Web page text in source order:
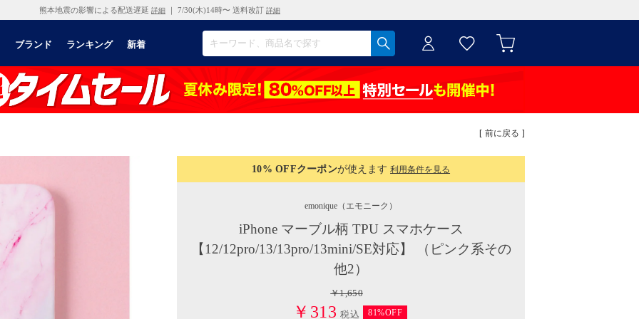
熊本地震の影響による配送遅延 詳細 ｜ 7/30(木)14時〜 送料改訂 詳細
ブランド ランキング 新着
[ 前に戻る ]
10% OFFクーポンが使えます 利用条件を見る
emonique （エモニーク）
iPhone マーブル柄 TPU スマホケース
【12/12pro/13/13pro/13mini/SE対応】 （ピンク系その
他2）
￥1,650
￥313 税込 81%OFF